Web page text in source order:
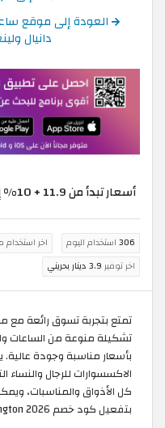
العودة إلى موقع
دانيال ولينغتون
أسعار تبدأ من 11.9 + 10% إضافية
306 استخدام اليوم اخر استخدام
اخر توفير 3.9 دينار بحريني
تمتع بتجربة تسوق رائعة مع
تشكيلة منوعة من الساعات
بأسعار مناسبة وجودة
الاكسسوارات للرجال
كل الأذواق والمناسبات،
بتفعيل كود خصم Daniel Wellington 2026.